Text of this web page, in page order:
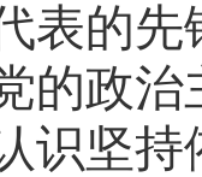
表的
的政
识坚持